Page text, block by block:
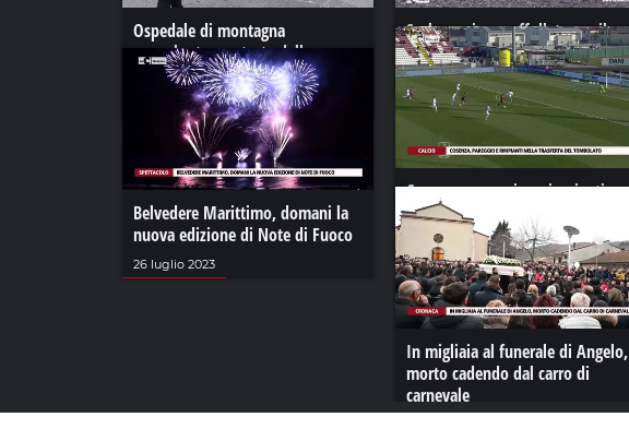
Ospedale di montagna
smembrato, protesta della
comunità
18 giugno 2021
Scalea, spiagge affollate per il
ponte di Ognissanti
02 novembre 2024
Cosenza, pareggio e rimpianti
nella trasferta del Tombolato
31 gennaio 2022
Belvedere Marittimo, domani la
nuova edizione di Note di Fuoco
26 luglio 2023
In migliaia al funerale di Angelo,
morto cadendo dal carro di
carnevale